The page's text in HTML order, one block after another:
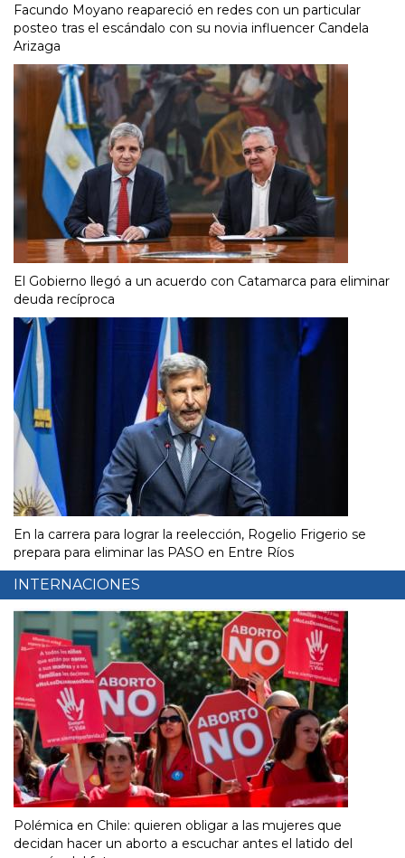
Facundo Moyano reapareció en redes con un particular
posteo tras el escándalo con su novia influencer Candela
Arizaga
El Gobierno llegó a un acuerdo con Catamarca para eliminar
deuda recíproca
En la carrera para lograr la reelección, Rogelio Frigerio se
prepara para eliminar las PASO en Entre Ríos
INTERNACIONES
Polémica en Chile: quieren obligar a las mujeres que
decidan hacer un aborto a escuchar antes el latido del